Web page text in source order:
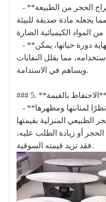
- **طبيعي ومستدام**: يتم استخراج الحجر من الطبيعة
يجعله مادة صديقة للبيئة
- **قابلة لإعادة التدوير**: في نهاية دورة حياتها، يمكن
مما يقلل النفايات
ويساهم في الاستدامة.
### 5. **الاحتفاظ بالقيمة**
- **عائد مرتفع على الاستثمار**: نظرًا لمتانتها ومظهرها
الطبيعي المنزلية بقيمتها
أو زيادة الطلب عليه،
فقد تزيد قيمته السوقية.